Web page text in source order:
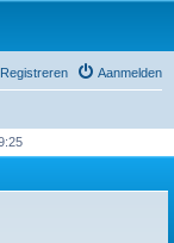
Aanmelden
Registreren